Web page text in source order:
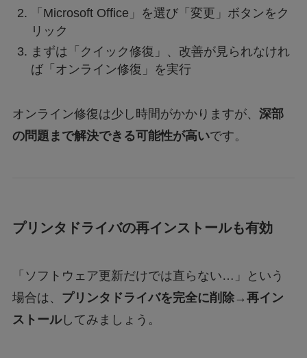
「Microsoft Office」を選び「変更」ボタンをク
リック
まずは「クイック修復」、改善が見られなけれ
ば「オンライン修復」を実行
オンライン修復は少し時間がかかりますが、 深部
の問題まで解決できる可能性が高いです。
プリンタドライバの再インストールも有効
「ソフトウェア更新だけでは直らない…」という
場合は、 プリンタドライバを完全に削除→再イン
ストールしてみましょう。